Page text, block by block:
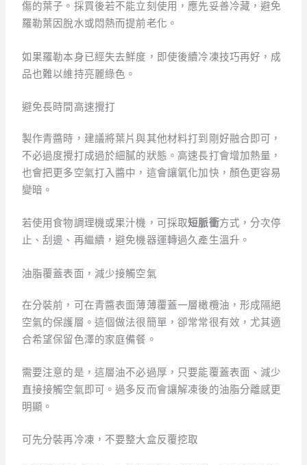
傷的葉子。採買後若不能立刻使用，應先妥善冷藏，避免
羅勒葉因脫水或悶熱而提前老化。
如果羅勒本身已經失去鮮度，即使後續冷凍技巧再好，成
品也難以維持亮麗綠色。
避免長時間高速攪打
製作青醬時，建議將葉片與其他材料打到剛好融合即可，
不必過度攪打成過於細膩的狀態。高速長打會增加熱量，
也會把更多空氣打入醬中，這會讓氧化加快，顏色更容易
變暗。
若使用食物調理機或果汁機，可採取短脈衝方式，分次停
止、刮邊、再繼續，避免機器運轉過久產生溫升。
油脂覆蓋表面，減少接觸空氣
在分裝前，可在青醬表面薄薄覆蓋一層橄欖油，形成隔絕
空氣的保護層。這個做法很簡單，卻常常很有效，尤其適
合希望保留色澤的家庭備餐。
需要注意的是，這層油不必過厚，只要能覆蓋表面、減少
直接接觸空氣即可。過多反而會讓解凍後的油脂分離感更
明顯。
可先分裝再冷凍，不要整大盒反覆挖取